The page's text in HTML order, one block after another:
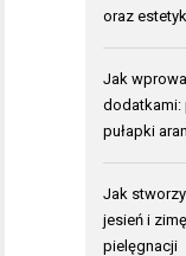
oraz
Jak
dodatkami:
pułapki
Jak
jesień i
pielęgnacji